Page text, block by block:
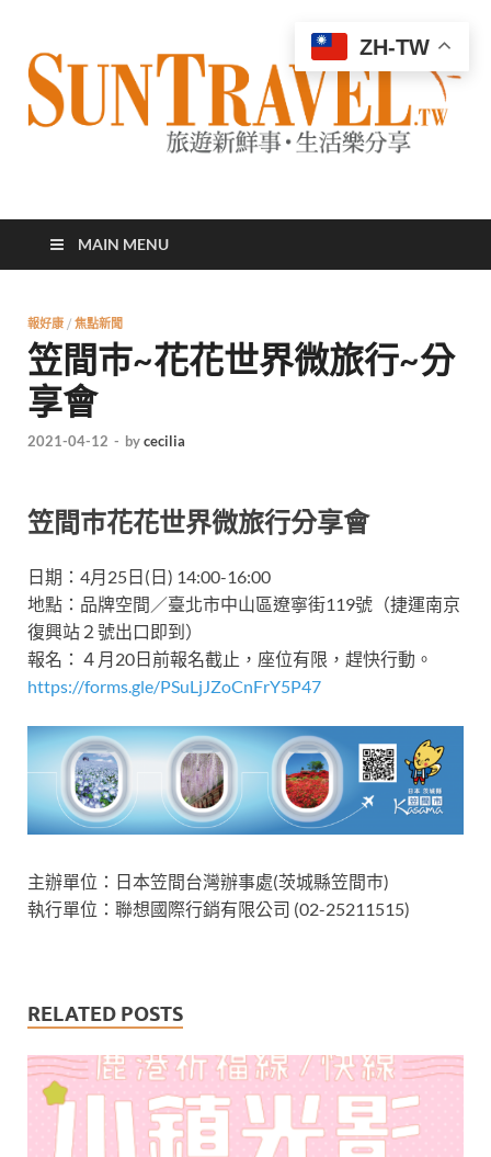
太陽網
MAIN MENU
報好康 / 焦點新聞
笠間巿~花花世界微旅行~分
享會
2021-04-12 - bycecilia
笠間巿花花世界微旅行分享會
日期：4月25日(日) 14:00-16:00
地點：品牌空間／臺北市中山區遼寧街119號（捷運南京
復興站２號出口即到）
報名：４月20日前報名截止，座位有限，趕快行動。
https://forms.gle/PSuLjJZoCnFrY5P47
主辦單位：日本笠間台灣辦事處(茨城縣笠間巿)
執行單位：聯想國際行銷有限公司 (02-25211515)
RELATED POSTS
ZH-TW